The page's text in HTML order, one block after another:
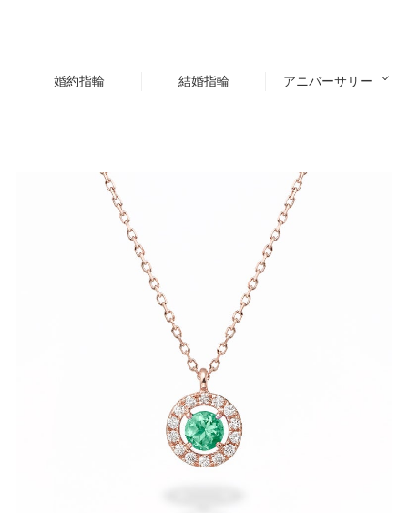
婚約指輪 結婚指輪 アニバーサリー